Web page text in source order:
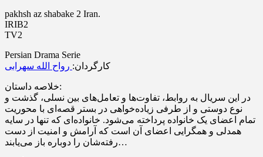
pakhsh az shabake 2 Iran.
IRIB2
TV2
Persian Drama Serie
کارگردان: رواح الله سهرابی
خلاصه داستان:
در این سریال به روابط، تفاوت‌ها و تعامل‌های بین نسلی، گذشت و
نوع دوستی و از طرفی زیاده‌خواهی در بستر قصه‌ای با محوریت
تمام اعضای یک خانواده پرداخته می‌شود. خانواده‌ای که تنها در سایه
همدلی و همگرایی اعضای آن است که آرامش و امنیت از دست
رفته‌شان را دوباره باز می‌یابند…